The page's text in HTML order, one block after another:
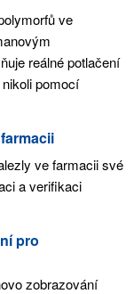
ve
reálné potlačení
pomocí
ve farmacii své
a verifikaci
pro
zobrazování